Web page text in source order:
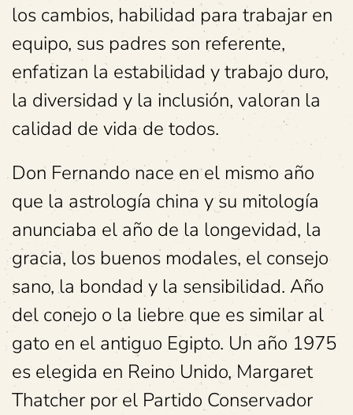
los cambios, habilidad para trabajar en
equipo, sus padres son referente,
enfatizan la estabilidad y trabajo duro,
la diversidad y la inclusión, valoran la
calidad de vida de todos.
Don Fernando nace en el mismo año
que la astrología china y su mitología
anunciaba el año de la longevidad, la
gracia, los buenos modales, el consejo
sano, la bondad y la sensibilidad. Año
del conejo o la liebre que es similar al
gato en el antiguo Egipto. Un año 1975
es elegida en Reino Unido, Margaret
Thatcher por el Partido Conservador